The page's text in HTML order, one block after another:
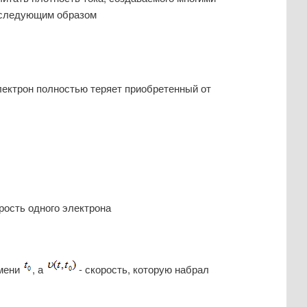
следующим образом
полностью теряет приобретенный от
одного электрона
, а - скорость, которую набрал